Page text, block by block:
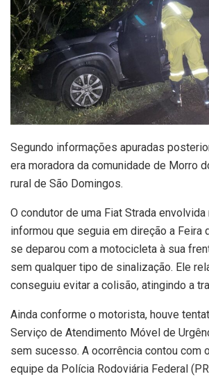
Segundo informações apuradas
era moradora da comunidade de Morro
rural de São Domingos.
O condutor de uma Fiat Strada envolvida
informou que seguia em direção a Feira
se deparou com a motocicleta à sua
sem qualquer tipo de sinalização. Ele
conseguiu evitar a colisão, atingindo a
Ainda conforme o motorista, houve
Serviço de Atendimento Móvel de
sem sucesso. A ocorrência contou com
equipe da Polícia Rodoviária Federal